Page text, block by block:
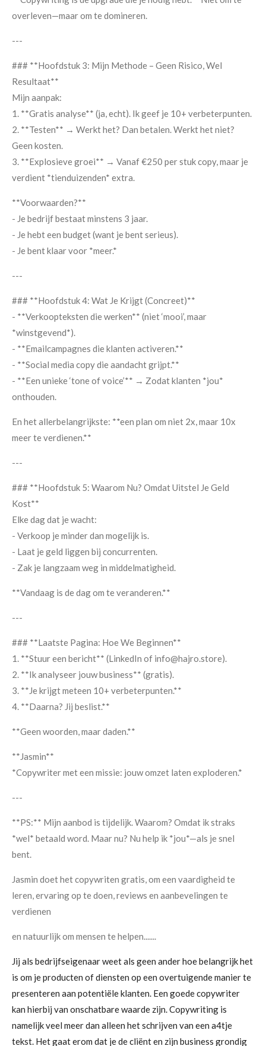
overleven—maar om te domineren.
---
### **Hoofdstuk 3: Mijn Methode – Geen Risico, Wel
Resultaat**
Mijn aanpak:
1. **Gratis analyse** (ja, echt). Ik geef je 10+ verbeterpunten.
2. **Testen** → Werkt het? Dan betalen. Werkt het niet?
Geen kosten.
3. **Explosieve groei** → Vanaf €250 per stuk copy, maar je
verdient *tienduizenden* extra.
**Voorwaarden?**
- Je bedrijf bestaat minstens 3 jaar.
- Je hebt een budget (want je bent serieus).
- Je bent klaar voor *meer.*
---
### **Hoofdstuk 4: Wat Je Krijgt (Concreet)**
- **Verkoopteksten die werken** (niet ‘mooi’, maar
*winstgevend*).
- **Emailcampagnes die klanten activeren.**
- **Social media copy die aandacht grijpt.**
- **Een unieke ‘tone of voice’** → Zodat klanten *jou*
onthouden.
En het allerbelangrijkste: **een plan om niet 2x, maar 10x
meer te verdienen.**
---
### **Hoofdstuk 5: Waarom Nu? Omdat Uitstel Je Geld
Kost**
Elke dag dat je wacht:
- Verkoop je minder dan mogelijk is.
- Laat je geld liggen bij concurrenten.
- Zak je langzaam weg in middelmatigheid.
**Vandaag is de dag om te veranderen.**
---
### **Laatste Pagina: Hoe We Beginnen**
1. **Stuur een bericht** (LinkedIn of info@hajro.store).
2. **Ik analyseer jouw business** (gratis).
3. **Je krijgt meteen 10+ verbeterpunten.**
4. **Daarna? Jij beslist.**
**Geen woorden, maar daden.**
**Jasmin**
*Copywriter met een missie: jouw omzet laten exploderen.*
---
**PS:** Mijn aanbod is tijdelijk. Waarom? Omdat ik straks
*wel* betaald word. Maar nu? Nu help ik *jou*—als je snel
bent.
Jasmin doet het copywriten gratis, om een vaardigheid te
leren, ervaring op te doen, reviews en aanbevelingen te
verdienen
en natuurlijk om mensen te helpen.......
Jij als bedrijfseigenaar weet als geen ander hoe belangrijk het
is om je producten of diensten op een overtuigende manier te
presenteren aan potentiële klanten. Een goede copywriter
kan hierbij van onschatbare waarde zijn. Copywriting is
namelijk veel meer dan alleen het schrijven van een a4tje
tekst. Het gaat erom dat je de cliënt en zijn business grondig